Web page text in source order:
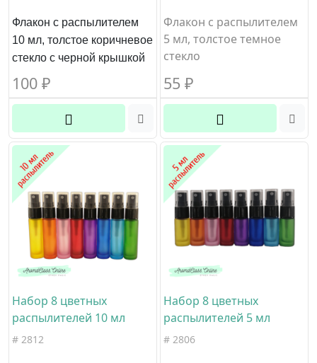
стекло
Флакон с распылителем
10 мл, толстое коричневое
стекло с черной крышкой
100 ₽
Флакон с распылителем
5 мл, толстое темное
стекло
55 ₽
Набор 8 цветных
распылителей 10 мл
# 2812
Набор 8 цветных
распылителей 5 мл
# 2806